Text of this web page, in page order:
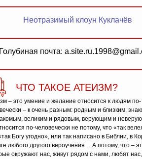
Неотразимый клоун Куклачёв
Голубиная почта:
ЧТО ТАКОЕ АТЕИЗМ?
– это умение и желание относится к людям по-
– к очень разным: родным и близким,
великим и рядовым, верующим и
по-человечески не потому, что «так
Богу угодно», или так написано в Библии, в
любого другого вероучения… А потому, что –
окружают нас, живут рядом с нами, любят